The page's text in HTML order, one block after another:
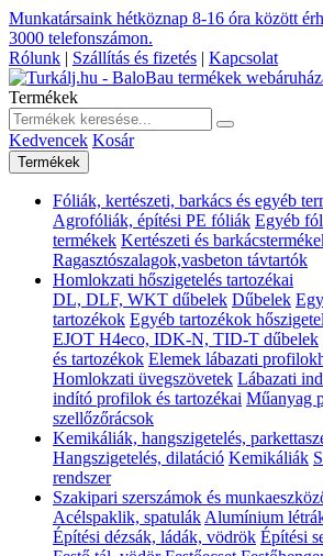
Munkatársaink hétköznap 8-16 óra között
3000 telefonszámon.
Rólunk | Szállítás és fizetés | Kapcsolat
Termékek
Kedvencek Kosár
Termékek
Fóliák, kertészeti, barkács és egyéb
Agrofóliák, építési PE fóliák Egyéb
termékek Kertészeti és
Ragasztószalagok,vasbeton távtartók
Homlokzati hőszigetelés tartozékai
DL, DLF, WKT dűbelek Dűbelek
tartozékok Egyéb tartozékok
EJOT H4eco, IDK-N, TID-T dűbelek
és tartozékok Elemek lábazati
Homlokzati üvegszövetek Lábazati
indító profilok és tartozékai Műanyag
szellőzőrácsok
Kemikáliák, hangszigetelés,
Hangszigetelés, dilatáció Kemikáliák
rendszer
Szakipari szerszámok és
Acélspaklik, spatulák Alumínium
Építési dézsák, ládák, vödrök Építési